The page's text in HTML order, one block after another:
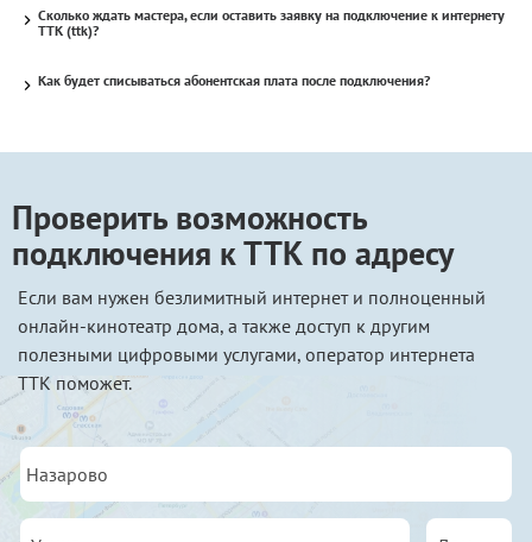
Сколько ждать мастера, если оставить заявку на подключение к интернету
ТТК (ttk)?
Как будет списываться абонентская плата после подключения?
Проверить возможность
подключения к ТТК по адресу
Если вам нужен безлимитный интернет и полноценный
онлайн-кинотеатр дома, а также доступ к другим
полезными цифровыми услугами, оператор интернета
ТТК поможет.